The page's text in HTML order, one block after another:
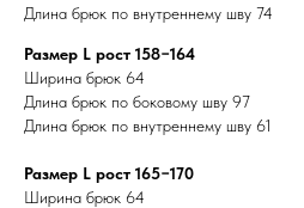
Длина брюк по внутреннему шву 74
Размер L рост 158−164
Ширина брюк 64
Длина брюк по боковому шву 97
Длина брюк по внутреннему шву 61
Размер L рост 165−170
Ширина брюк 64